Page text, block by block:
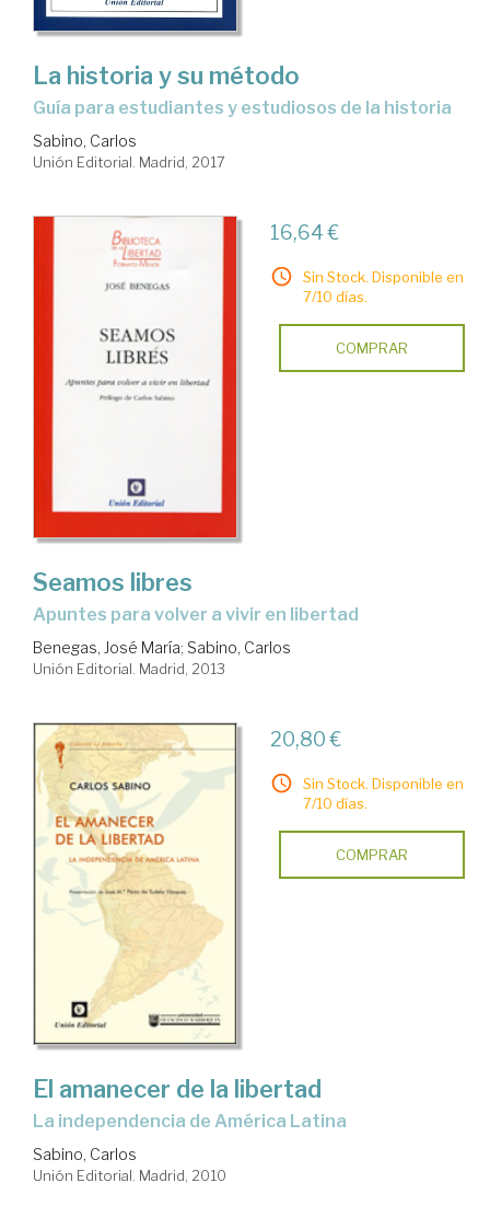
La historia y su método
guía para estudiantes y estudiosos de la historia
Sabino, Carlos
Unión Editorial. Madrid, 2017
16,64 €
Sin Stock. Disponible en
7/10 días.
COMPRAR
Seamos libres
apuntes para volver a vivir en libertad
Benegas, José María; Sabino, Carlos
Unión Editorial. Madrid, 2013
20,80 €
Sin Stock. Disponible en
7/10 días.
COMPRAR
El amanecer de la libertad
la independencia de América Latina
Sabino, Carlos
Unión Editorial. Madrid, 2010